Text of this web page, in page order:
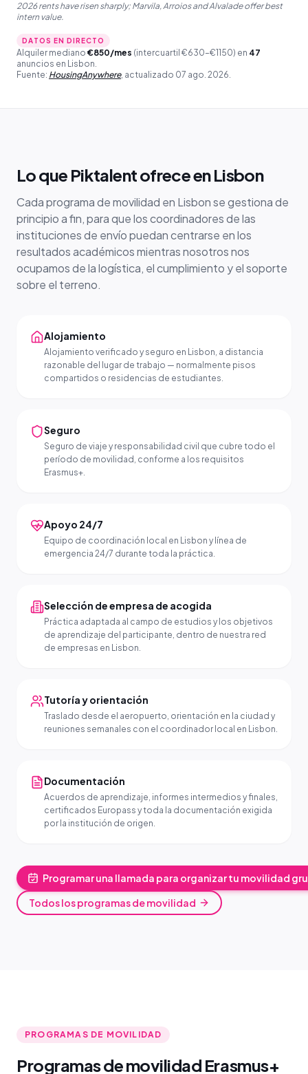
2026 rents have risen sharply; Marvila, Arroios and Alvalade offer best
intern value.
DATOS EN DIRECTO
Alquiler mediano €850/mes (intercuartil €630–€1150) en 47
anuncios en Lisbon.
Fuente: HousingAnywhere, actualizado 07 ago. 2026.
Lo que Piktalent ofrece en Lisbon
Cada programa de movilidad en Lisbon se gestiona de
principio a fin, para que los coordinadores de las
instituciones de envío puedan centrarse en los
resultados académicos mientras nosotros nos
ocupamos de la logística, el cumplimiento y el soporte
sobre el terreno.
Alojamiento
Alojamiento verificado y seguro en Lisbon, a distancia
razonable del lugar de trabajo — normalmente pisos
compartidos o residencias de estudiantes.
Seguro
Seguro de viaje y responsabilidad civil que cubre todo el
período de movilidad, conforme a los requisitos
Erasmus+.
Apoyo 24/7
Equipo de coordinación local en Lisbon y línea de
emergencia 24/7 durante toda la práctica.
Selección de empresa de acogida
Práctica adaptada al campo de estudios y los objetivos
de aprendizaje del participante, dentro de nuestra red
de empresas en Lisbon.
Tutoría y orientación
Traslado desde el aeropuerto, orientación en la ciudad y
reuniones semanales con el coordinador local en Lisbon.
Documentación
Acuerdos de aprendizaje, informes intermedios y finales,
certificados Europass y toda la documentación exigida
por la institución de origen.
Programar una llamada para organizar tu movilidad
Todos los programas de movilidad
PROGRAMAS DE MOVILIDAD
Programas de movilidad Erasmus+